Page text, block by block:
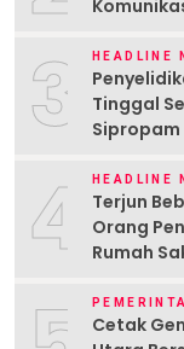
3 HEADLINE
Tinggal
Sipropam
4 HEADLINE
Terjun
Orang
Rumah
Cetak